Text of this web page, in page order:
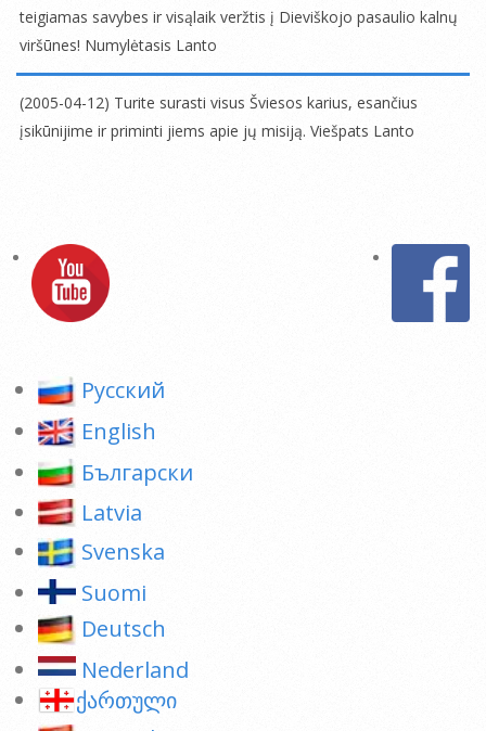
30
teigiamas savybes ir visąlaik veržtis į Dieviškojo pasaulio kalnų
viršūnes! Numylėtasis Lanto
2006-
07-
17
(2005-04-12) Turite surasti visus Šviesos karius, esančius
įsikūnijime ir priminti jiems apie jų misiją. Viešpats Lanto
Pусский
English
Български
Latvia
Svenska
Suomi
Deutsch
Nederland
ქართული